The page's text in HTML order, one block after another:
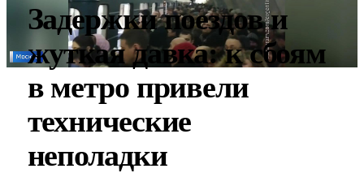
Задержки поездов и
жуткая давка: к сбоям
в метро привели
технические
неполадки